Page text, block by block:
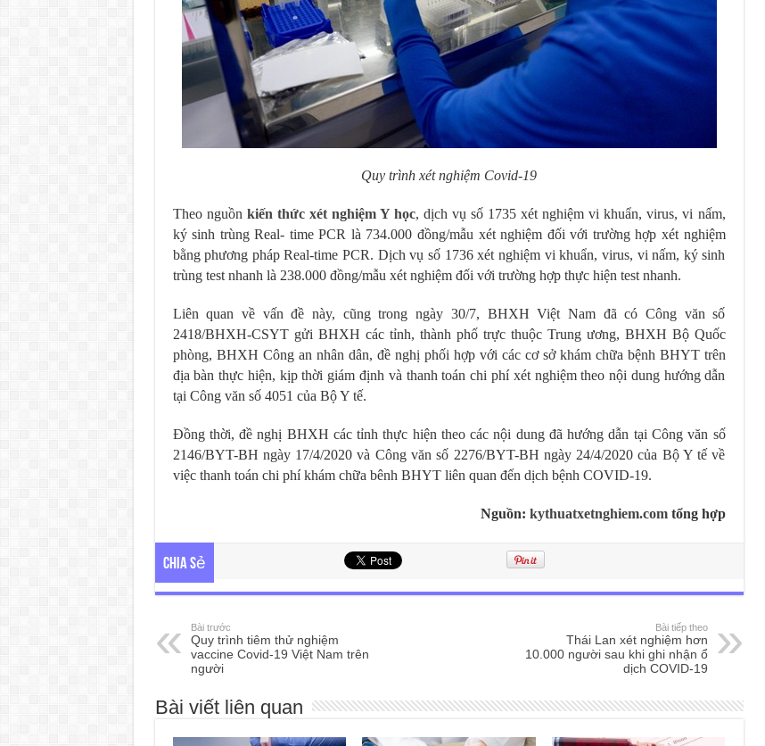
Quy trình xét nghiệm Covid-19
Theo nguồn kiến thức xét nghiệm Y học, dịch vụ số 1735 xét nghiệm vi khuẩn, virus, vi nấm,
ký sinh trùng Real- time PCR là 734.000 đồng/mẫu xét nghiệm đối với trường hợp xét nghiệm
bằng phương pháp Real-time PCR. Dịch vụ số 1736 xét nghiệm vi khuẩn, virus, vi nấm, ký sinh
trùng test nhanh là 238.000 đồng/mẫu xét nghiệm đối với trường hợp thực hiện test nhanh.
Liên quan về vấn đề này, cũng trong ngày 30/7, BHXH Việt Nam đã có Công văn số
2418/BHXH-CSYT gửi BHXH các tỉnh, thành phố trực thuộc Trung ương, BHXH Bộ Quốc
phòng, BHXH Công an nhân dân, đề nghị phối hợp với các cơ sở khám chữa bệnh BHYT trên
địa bàn thực hiện, kịp thời giám định và thanh toán chi phí xét nghiệm theo nội dung hướng dẫn
tại Công văn số 4051 của Bộ Y tế.
Đồng thời, đề nghị BHXH các tỉnh thực hiện theo các nội dung đã hướng dẫn tại Công văn số
2146/BYT-BH ngày 17/4/2020 và Công văn số 2276/BYT-BH ngày 24/4/2020 của Bộ Y tế về
việc thanh toán chi phí khám chữa bênh BHYT liên quan đến dịch bệnh COVID-19.
Nguồn: kythuatxetnghiem.comtổng hợp
Chia sẻ
Bài trước
Quy trình tiêm thử nghiệm
vaccine Covid-19 Việt Nam trên
người
Bài tiếp theo
Thái Lan xét nghiệm hơn
10.000 người sau khi ghi nhận ổ
dịch COVID-19
Bài viết liên quan